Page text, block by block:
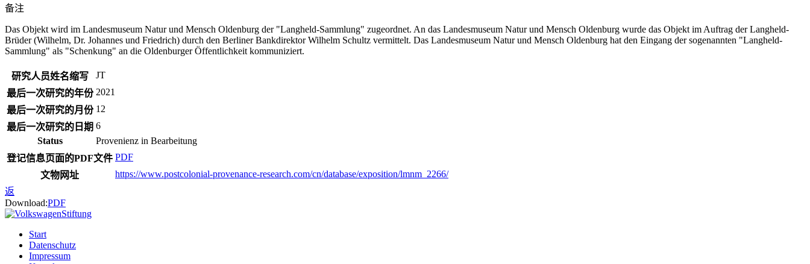
备注
Das Objekt wird im Landesmuseum Natur und Mensch Oldenburg der "Langheld-Sammlung" zugeordnet. An das Landesmuseum Natur und Mensch Oldenburg wurde das Objekt im Auftrag der Langheld-
Brüder (Wilhelm, Dr. Johannes und Friedrich) durch den Berliner Bankdirektor Wilhelm Schultz vermittelt. Das Landesmuseum Natur und Mensch Oldenburg hat den Eingang der sogenannten "Langheld-
Sammlung" als "Schenkung" an die Oldenburger Öffentlichkeit kommuniziert.
研究人员姓名缩写
JT
最后一次研究的年份 2021
最后一次研究的月份 12
最后一次研究的日期 6
Status
Provenienz in Bearbeitung
登记信息页面的PDF文件 PDF
文物网址
https://www.postcolonial-provenance-research.com/cn/database/exposition/lmnm_2266/
返
Download:PDF
Start
Datenschutz
Impressum